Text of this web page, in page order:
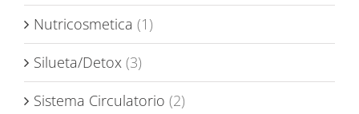
Nutricosmetica (1)
Silueta/Detox (3)
Sistema Circulatorio (2)